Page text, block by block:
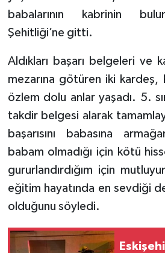
babalarının kabrinin
Şehitliği’ne gitti.
Aldıkları başarı belgeleri ve
mezarına götüren iki
özlem dolu anlar yaşadı. 5.
takdir belgesi alarak
başarısını babasına
babam olmadığı için kötü
gururlandırdığım için
eğitim hayatında en sevdiği
olduğunu söyledi.